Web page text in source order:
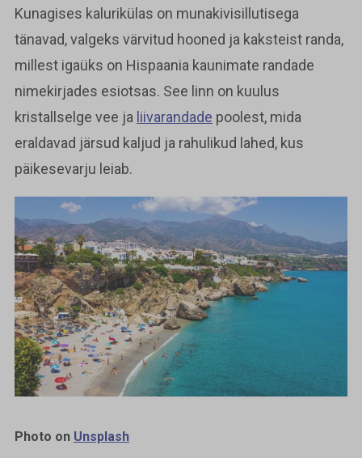
Kunagises kalurikülas on munakivisillutisega
tänavad, valgeks värvitud hooned ja kaksteist randa,
millest igaüks on Hispaania kaunimate randade
nimekirjades esiotsas. See linn on kuulus
kristallselge vee ja liivarandade poolest, mida
eraldavad järsud kaljud ja rahulikud lahed, kus
päikesevarju leiab.
Photo on Unsplash